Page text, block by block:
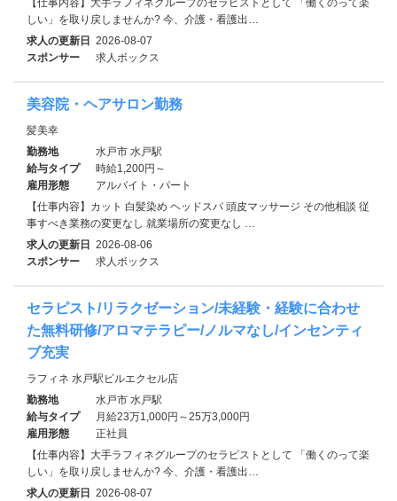
しい」を取り戻しませんか? 今、介護・看護出…
求人の更新日 2026-08-07
スポンサー
求人ボックス
美容院・ヘアサロン勤務
髪美幸
勤務地
水戸市 水戸駅
給与タイプ
時給1,200円～
雇用形態
アルバイト・パート
【仕事内容】カット 白髪染め ヘッドスパ 頭皮マッサージ その他相談 従
事すべき業務の変更なし 就業場所の変更なし …
求人の更新日 2026-08-06
スポンサー
求人ボックス
セラピスト/リラクゼーション/未経験・経験に合わせ
た無料研修/アロマテラピー/ノルマなし/インセンティ
ブ充実
ラフィネ 水戸駅ビルエクセル店
勤務地
水戸市 水戸駅
給与タイプ
月給23万1,000円～25万3,000円
雇用形態
正社員
【仕事内容】大手ラフィネグループのセラピストとして 「働くのって楽
しい」を取り戻しませんか? 今、介護・看護出…
求人の更新日 2026-08-07